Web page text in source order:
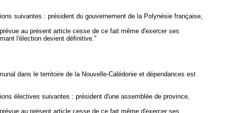
suivantes : président du gouvernement de la Polynésie française,
au présent article cesse de ce fait même d'exercer ses
l'élection devient définitive."
dans le territoire de la Nouvelle-Calédonie et dépendances est
électives suivantes : président d'une assemblée de province,
au présent article cesse de ce fait même d'exercer ses